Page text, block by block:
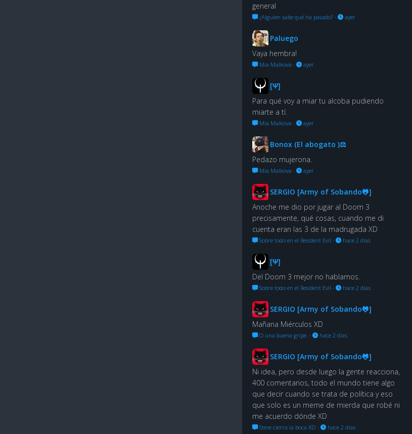
general
¿Alguien sabe qué ha pasado? · ayer
Paluego
Vaya hembra!
Mia Malkova · ayer
[Ψ]
Para qué voy a miar tu alcoba pudiendo
miarte a tí.
Mia Malkova · ayer
Bonox (El abogato )⚖
Pedazo mujerona.
Mia Malkova · ayer
SERGIO [Army of Sobando🐸]
Anoche me dio por jugar al Doom 3
precisamente, qué cosas, cuando me di
cuenta eran las 3 de la madrugada XD
Sobre todo en el Resident Evil · hace 2 días
[Ψ]
Del Doom 3 mejor no hablamos.
Sobre todo en el Resident Evil · hace 2 días
SERGIO [Army of Sobando🐸]
Mañana Miérculos XD
O una buena gripe. · hace 2 días
SERGIO [Army of Sobando🐸]
Ni idea, pero desde luego la gente reacciona,
400 comentarios, todo el mundo tiene algo
que decir cuando se trata de política y eso
que solo es un meme de mierda que robé ni
me acuerdo dónde XD
Steve cierra la boca XD · hace 2 días